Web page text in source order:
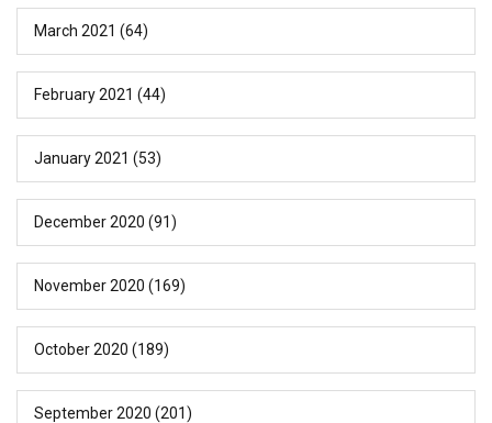
March 2021 (64)
February 2021 (44)
January 2021 (53)
December 2020 (91)
November 2020 (169)
October 2020 (189)
September 2020 (201)